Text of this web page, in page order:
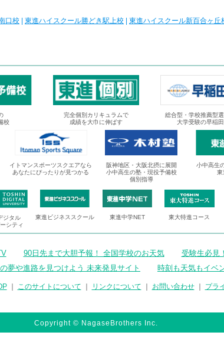
口校 東進ハイスクール勝どき駅上校 東進ハイスクール新百合ヶ丘
校
完全個別カリキュラムで
成績を大巾に伸ばす
総合型・学校推薦型
大学受験の早稲
イトマンスポーツスクエアなら
あなたにぴったりが見つかる
阪神地区・大阪北摂に展開
小中高生の塾・現役予備校
個別指導
小中高生
東
ジタル
シティ
東進ビジネススクール 東進中学NET 東大特進コース
90日先まで大胆予報！ 全国学校のお天気
受験生必見
夢や進路を見つけよう 未来発見サイト 時刻も天気もイベ
｜ このサイトについて リンクについて お問い合わせ｜ プラ
Copyright © NagaseBrothers Inc.